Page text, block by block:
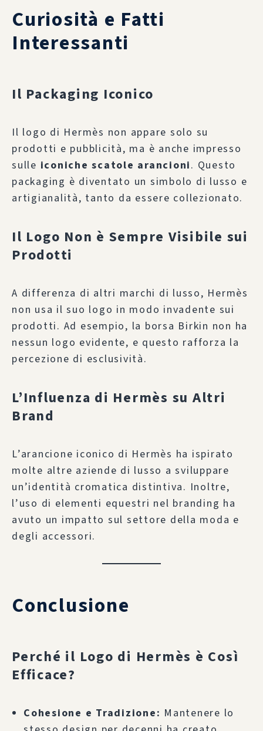
Curiosità e Fatti
Interessanti
Il Packaging Iconico
Il logo di Hermès non appare solo su
prodotti e pubblicità, ma è anche impresso
sulle iconiche scatole arancioni. Questo
packaging è diventato un simbolo di lusso e
artigianalità, tanto da essere collezionato.
Il Logo Non è Sempre Visibile sui
Prodotti
A differenza di altri marchi di lusso, Hermès
non usa il suo logo in modo invadente sui
prodotti. Ad esempio, la borsa Birkin non ha
nessun logo evidente, e questo rafforza la
percezione di esclusività.
L’Influenza di Hermès su Altri
Brand
L’arancione iconico di Hermès ha ispirato
molte altre aziende di lusso a sviluppare
un’identità cromatica distintiva. Inoltre,
l’uso di elementi equestri nel branding ha
avuto un impatto sul settore della moda e
degli accessori.
Conclusione
Perché il Logo di Hermès è Così
Efficace?
Cohesione e Tradizione: Mantenere lo